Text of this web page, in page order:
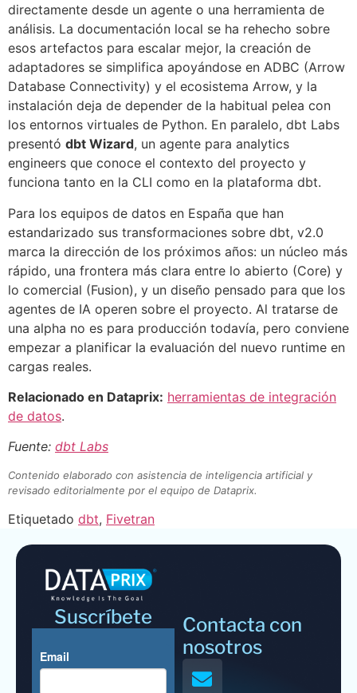
directamente desde un agente o una herramienta de
análisis. La documentación local se ha rehecho sobre
esos artefactos para escalar mejor, la creación de
adaptadores se simplifica apoyándose en ADBC (Arrow
Database Connectivity) y el ecosistema Arrow, y la
instalación deja de depender de la habitual pelea con
los entornos virtuales de Python. En paralelo, dbt Labs
presentó dbt Wizard, un agente para analytics
engineers que conoce el contexto del proyecto y
funciona tanto en la CLI como en la plataforma dbt.
Para los equipos de datos en España que han
estandarizado sus transformaciones sobre dbt, v2.0
marca la dirección de los próximos años: un núcleo más
rápido, una frontera más clara entre lo abierto (Core) y
lo comercial (Fusion), y un diseño pensado para que los
agentes de IA operen sobre el proyecto. Al tratarse de
una alpha no es para producción todavía, pero conviene
empezar a planificar la evaluación del nuevo runtime en
cargas reales.
Relacionado en Dataprix: herramientas de integración
de datos.
Fuente: dbt Labs
Contenido elaborado con asistencia de inteligencia artificial y
revisado editorialmente por el equipo de Dataprix.
Etiquetado dbt, Fivetran
Suscríbete
Contacta con
nosotros